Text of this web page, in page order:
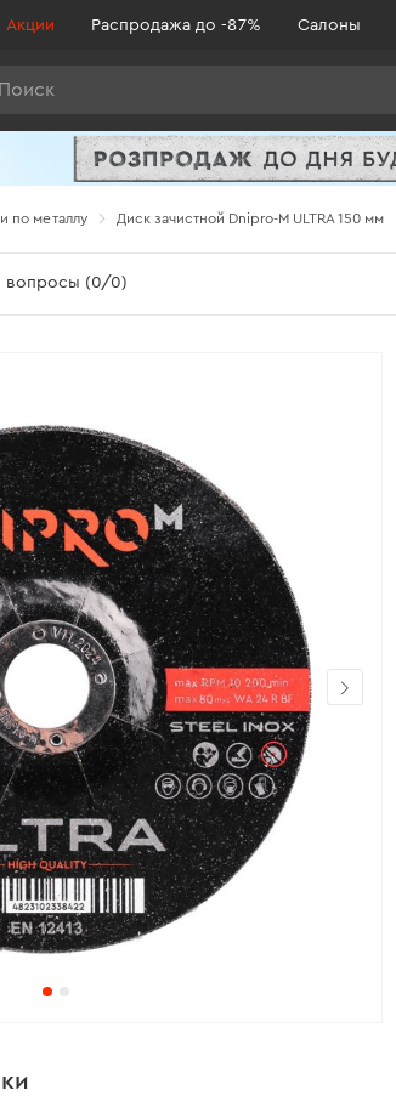
Акции Распродажа до -87% Салоны
по металлу Диск зачистной Dnipro-M ULTRA 150 мм
вопросы (0/0)